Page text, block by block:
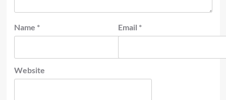
Name * Email *
Website